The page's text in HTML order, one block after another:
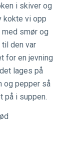
i skiver og
kokte vi opp
med smør og
den var
for en jevning
lages på
og pepper så
på i suppen.